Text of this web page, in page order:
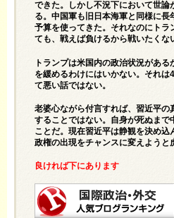
できた。しかし不況下において世論
る。中国軍も旧日本海軍と同様に長
予算を使ってきた。それなのにトラ
ても、戦えば負けるから戦いたくな
トランプは米国内の政治状況があ
を緩めるわけにはいかない。それは
て悪い話ではない。
老婆心ながら付言すれば、習近平の
することではない。自身が死ぬまで
ことだ。現在習近平は静観を決め込
政権の出現をチャンスに変えようと
良ければ下にあります